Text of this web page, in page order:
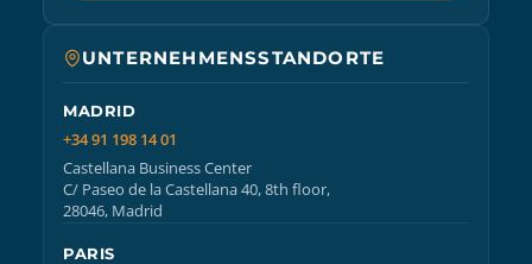
UNTERNEHMENSSTANDORTE
MADRID
+34 91 198 14 01
Castellana Business Center
C/ Paseo de la Castellana 40, 8th floor,
28046, Madrid
PARIS